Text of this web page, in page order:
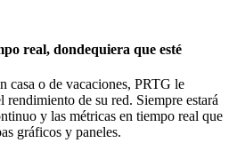
real, dondequiera que esté
casa o de vacaciones, PRTG le
de su red. Siempre estará
y las métricas en tiempo real que
gráficos y paneles.